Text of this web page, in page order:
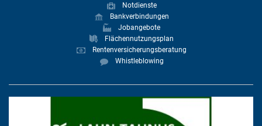
Notdienste
Bankverbindungen
Jobangebote
Flächennutzungsplan
Rentenversicherungsberatung
Whistleblowing